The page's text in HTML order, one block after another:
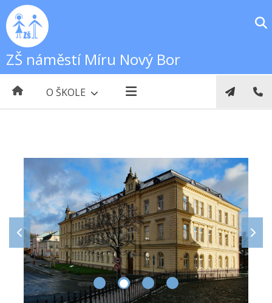
ZŠ náměstí Míru Nový Bor
O ŠKOLE